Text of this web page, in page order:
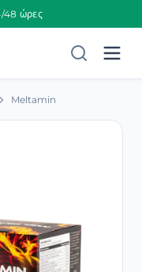
48 ώρες
Meltamin